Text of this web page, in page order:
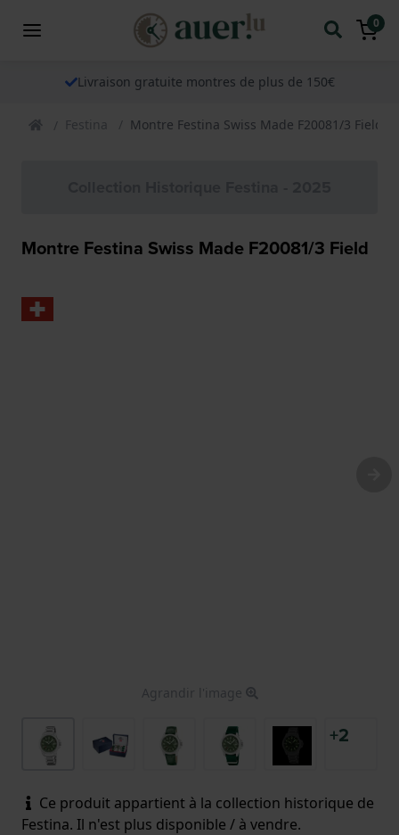
0
Livraison gratuite montres de plus de 150€
Festina Montre Festina Swiss Made F20081/3 Field
Montre Festina Swiss Made F20081/3 Field
Agrandir l'image
+2
Ce produit appartient à la collection historique de
Festina. Il n'est plus disponible / à vendre.